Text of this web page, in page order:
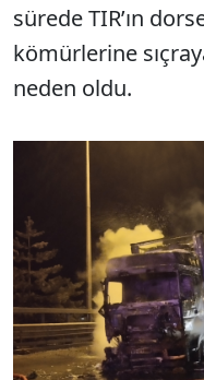
sürede TIR’ın
kömürlerine
neden oldu.